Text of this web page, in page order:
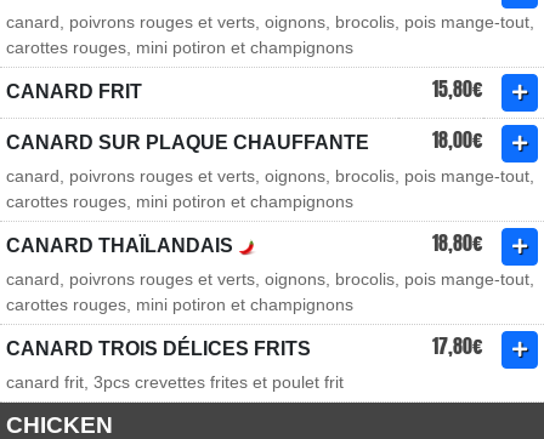
canard, poivrons rouges et verts, oignons, brocolis, pois mange-tout,
carottes rouges, mini potiron et champignons
CANARD FRIT 15,80€
CANARD SUR PLAQUE CHAUFFANTE 18,00€
canard, poivrons rouges et verts, oignons, brocolis, pois mange-tout,
carottes rouges, mini potiron et champignons
CANARD THAÏLANDAIS 18,80€
canard, poivrons rouges et verts, oignons, brocolis, pois mange-tout,
carottes rouges, mini potiron et champignons
CANARD TROIS DÉLICES FRITS 17,80€
canard frit, 3pcs crevettes frites et poulet frit
CHICKEN